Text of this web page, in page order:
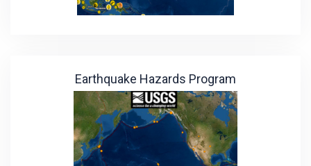
Earthquake Hazards Program